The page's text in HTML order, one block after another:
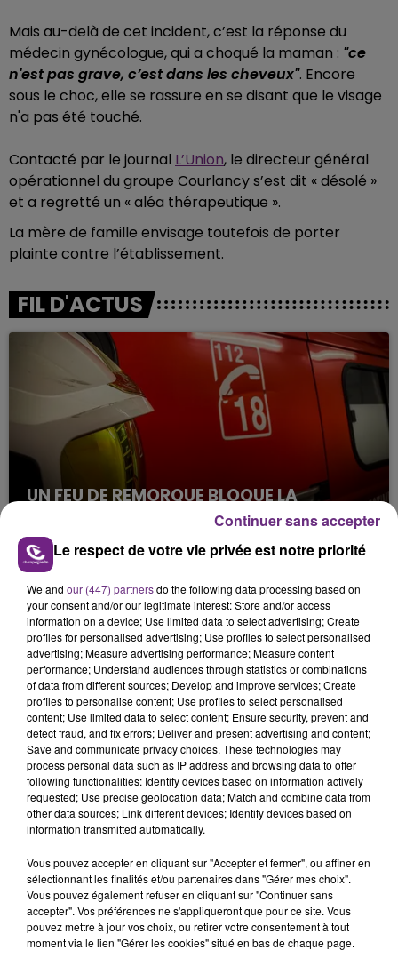
Mais au-delà de cet incident, c’est la réponse du
médecin gynécologue, qui a choqué la maman : "ce
n'est pas grave, c’est dans les cheveux". Encore
sous le choc, elle se rassure en se disant que le visage
n'a pas été touché.
Contacté par le journal L’Union, le directeur général
opérationnel du groupe Courlancy s’est dit « désolé »
et a regretté un « aléa thérapeutique ».
La mère de famille envisage toutefois de porter
plainte contre l’établissement.
FIL D'ACTUS
UN FEU DE REMORQUE BLOQUE LA
CIRCULATION DANS LES ARDENNES
Un feu de remorque s'est déclaré ce mercredi en
fin de matinée sur l'A34.
VENEZ FÊTER CE WEEK-END
L'ANNIVERSAIRE DE WOINIC
Ce samedi 8 août sera un grand jour :
l'anniversaire du plus gros sanglier du monde.
Une fête est donc organisée et vous êtes tous
conviés !
TITRES DIFFUSÉS
7h12
7h12 7h08
7h08
Le respect de votre vie privée est notre priorité
We and our (447) partnersdo the following data processing based on
your consent and/or our legitimate interest: Store and/or access
information on a device; Use limited data to select advertising; Create
profiles for personalised advertising; Use profiles to select personalised
advertising; Measure advertising performance; Measure content
performance; Understand audiences through statistics or combinations
of data from different sources; Develop and improve services; Create
profiles to personalise content; Use profiles to select personalised
content; Use limited data to select content; Ensure security, prevent and
detect fraud, and fix errors; Deliver and present advertising and content;
Save and communicate privacy choices. These technologies may
process personal data such as IP address and browsing data to offer
following functionalities: Identify devices based on information actively
requested; Use precise geolocation data; Match and combine data from
other data sources; Link different devices; Identify devices based on
information transmitted automatically.
Vous pouvez accepter en cliquant sur "Accepter et fermer", ou affiner en
sélectionnant les finalités et/ou partenaires dans "Gérer mes choix".
Vous pouvez également refuser en cliquant sur "Continuer sans
accepter". Vos préférences ne s'appliqueront que pour ce site. Vous
pouvez mettre à jour vos choix, ou retirer votre consentement à tout
moment via le lien "Gérer les cookies" situé en bas de chaque page.
Continuer sans accepter